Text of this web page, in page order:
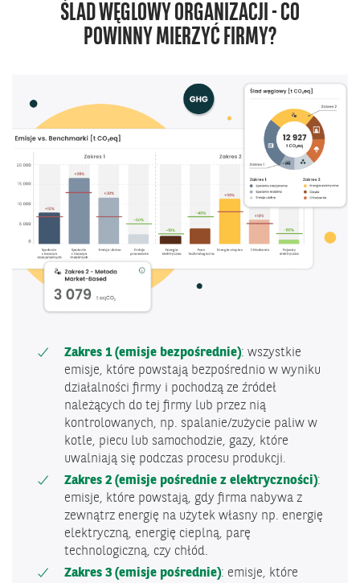
ŚLAD WĘGLOWY ORGANIZACJI - CO
POWINNY MIERZYĆ FIRMY?
Zakres 1 (emisje bezpośrednie): wszystkie
emisje, które powstają bezpośrednio w wyniku
działalności firmy i pochodzą ze źródeł
należących do tej firmy lub przez nią
kontrolowanych, np. spalanie/zużycie paliw w
kotle, piecu lub samochodzie, gazy, które
uwalniają się podczas procesu produkcji.
Zakres 2 (emisje pośrednie z elektryczności):
emisje, które powstają, gdy firma nabywa z
zewnątrz energię na użytek własny np. energię
elektryczną, energię cieplną, parę
technologiczną, czy chłód.
Zakres 3 (emisje pośrednie): emisje, które